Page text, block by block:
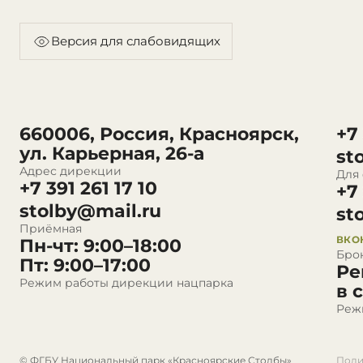
Версия для слабовидящих
660006, Россия, Красноярск,
ул. Карьерная, 26-а
Адрес дирекции
+7 391 261 17 10
stolby@mail.ru
Приёмная
Пн-чт: 9:00–18:00
Пт: 9:00–17:00
Режим работы дирекции нацпарка
Для
+7
в
© ФГБУ Национальный парк «Красноярские Столбы»